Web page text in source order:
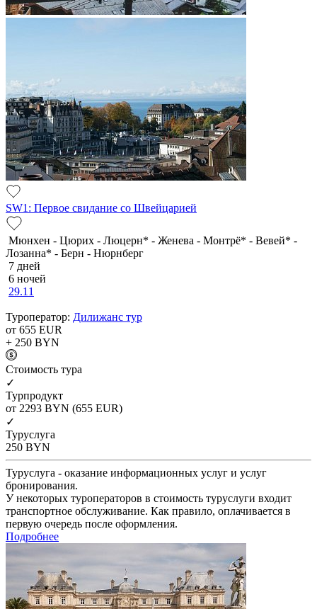
SW1: Первое свидание со Швейцарией
Мюнхен - Цюрих - Люцерн* - Женева - Монтрё* - Вевей* -
Лозанна* - Берн - Нюрнберг
7 дней
6 ночей
29.11
Туроператор: Дилижанс тур
от 655 EUR
+ 250 BYN
Cтоимость тура
✓
Турпродукт
от 2293 BYN (655 EUR)
✓
Туруслуга
250 BYN
Туруслуга - оказание информационных услуг и услуг
бронирования.
У некоторых туроператоров в стоимость туруслуги входит
транспортное обслуживание. Как правило, оплачивается в
первую очередь после оформления.
Подробнее